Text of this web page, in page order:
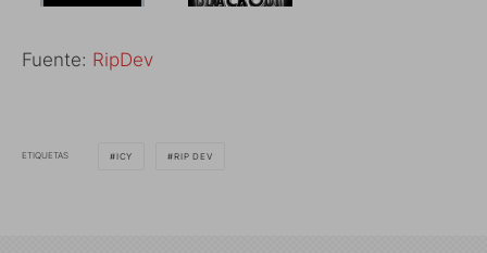
Fuente: RipDev
ETIQUETAS ICY RIP DEV